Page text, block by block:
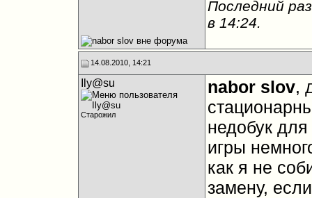
Последний
в 14:24.
14.08.2010, 14:21
Ily@su
Старожил
nabor slov,
недобук
игры
как я не
замену,